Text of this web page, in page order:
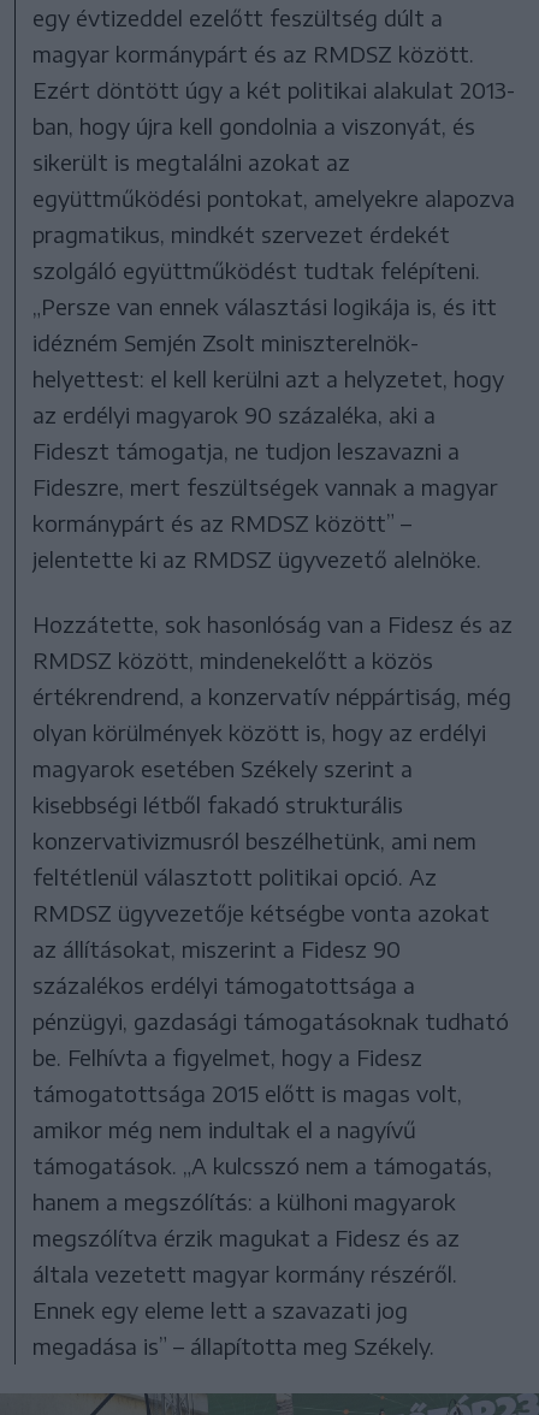
egy évtizeddel ezelőtt feszültség dúlt a
magyar kormánypárt és az RMDSZ között.
Ezért döntött úgy a két politikai alakulat 2013-
ban, hogy újra kell gondolnia a viszonyát, és
sikerült is megtalálni azokat az
együttműködési pontokat, amelyekre alapozva
pragmatikus, mindkét szervezet érdekét
szolgáló együttműködést tudtak felépíteni.
„Persze van ennek választási logikája is, és itt
idézném Semjén Zsolt miniszterelnök-
helyettest: el kell kerülni azt a helyzetet, hogy
az erdélyi magyarok 90 százaléka, aki a
Fideszt támogatja, ne tudjon leszavazni a
Fideszre, mert feszültségek vannak a magyar
kormánypárt és az RMDSZ között” –
jelentette ki az RMDSZ ügyvezető alelnöke.
Hozzátette, sok hasonlóság van a Fidesz és az
RMDSZ között, mindenekelőtt a közös
értékrendrend, a konzervatív néppártiság, még
olyan körülmények között is, hogy az erdélyi
magyarok esetében Székely szerint a
kisebbségi létből fakadó strukturális
konzervativizmusról beszélhetünk, ami nem
feltétlenül választott politikai opció. Az
RMDSZ ügyvezetője kétségbe vonta azokat
az állításokat, miszerint a Fidesz 90
százalékos erdélyi támogatottsága a
pénzügyi, gazdasági támogatásoknak tudható
be. Felhívta a figyelmet, hogy a Fidesz
támogatottsága 2015 előtt is magas volt,
amikor még nem indultak el a nagyívű
támogatások. „A kulcsszó nem a támogatás,
hanem a megszólítás: a külhoni magyarok
megszólítva érzik magukat a Fidesz és az
általa vezetett magyar kormány részéről.
Ennek egy eleme lett a szavazati jog
megadása is” – állapította meg Székely.